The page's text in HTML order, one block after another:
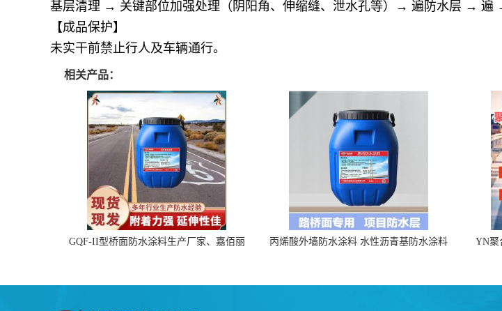
基层清理 → 关键部位加强处理（阴阳角、伸缩缝、泄水孔等）→ 遍防水层 →
【成品保护】
未实干前禁止行人及车辆通行。
相关产品：
GQF-II型桥面防水涂料生产厂家、嘉佰丽
丙烯酸外墙防水涂料 水性沥青基防水涂料
YN聚